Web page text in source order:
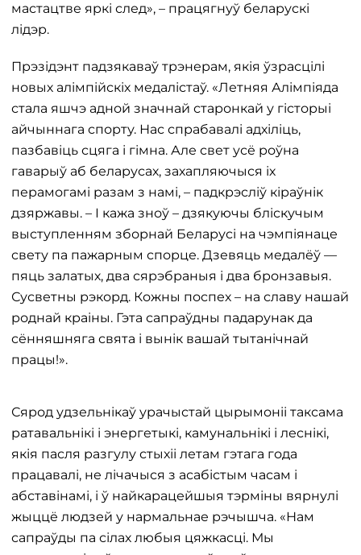
мастацтве яркі след», – працягнуў беларускі
лідэр.
Прэзідэнт падзякаваў трэнерам, якія ўзрасцілі
новых алімпійскіх медалістаў. «Летняя Алімпіяда
стала яшчэ адной значнай старонкай у гісторыі
айчыннага спорту. Нас спрабавалі адхіліць,
пазбавіць сцяга і гімна. Але свет усё роўна
гаварыў аб беларусах, захапляючыся іх
перамогамі разам з намі, – падкрэсліў кіраўнік
дзяржавы. – І кажа зноў – дзякуючы бліскучым
выступленням зборнай Беларусі на чэмпіянаце
свету па пажарным спорце. Дзевяць медалёў —
пяць залатых, два сярэбраныя і два бронзавыя.
Сусветны рэкорд. Кожны поспех – на славу нашай
роднай краіны. Гэта сапраўдны падарунак да
сённяшняга свята і вынік вашай тытанічнай
працы!».
Сярод удзельнікаў урачыстай цырымоніі таксама
ратавальнікі і энергетыкі, камунальнікі і леснікі,
якія пасля разгулу стыхіі летам гэтага года
працавалі, не лічачыся з асабістым часам і
абставінамі, і ў найкарацейшыя тэрміны вярнулі
жыццё людзей у нармальнае рэчышча. «Нам
сапраўды па сілах любыя цяжкасці. Мы